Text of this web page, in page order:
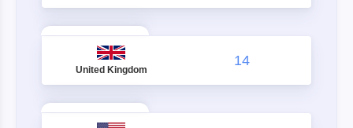
United Kingdom
14